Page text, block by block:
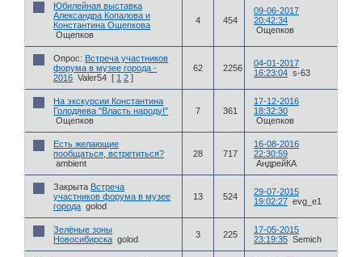
Юбилейная выставка
Александра Копалова и
Константина Ощепкова
Ощепков
4 454
09-06-2017
20:42:34
Ощепков
Опрос: Встреча участников
форума в музее города -
2016 Valer54 [ 1 2 ]
62 2256
04-01-2017
16:23:04 s-63
На экскурсии Константина
Голодяева "Власть народу!"
Ощепков
7 361
17-12-2016
18:32:30
Ощепков
Есть желающие
пообщаться, встретиться?
ambient
28 717
16-08-2016
22:30:59
АндрейКА
Закрыта Встреча
участников форума в музее
города golod
13 524
29-07-2015
19:02:27 evg_e1
Зелёные зоны
Новосибирска golod 3 225
17-05-2015
23:19:35 Semich